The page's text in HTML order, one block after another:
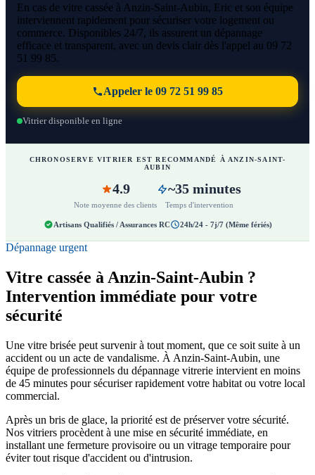
En cas de vitre cassée à Anzin-Saint-Aubin, Eric et son équipe
interviennent rapidement pour sécuriser votre logement ou
commerce. Disponibles 24/7, ils assurent un dépannage
efficace et transparent, avec un devis clair dès l'appel au 09 72
51 99 85.
Appeler le 09 72 51 99 85
Vitrier disponible en ligne
CHRONOSERVE VITRIER EST RECOMMANDÉ À ANZIN-SAINT-
AUBIN
4.9
Note moyenne des clients
~35 minutes
Temps d'intervention
Artisans Qualifiés / Assurances RC 24h/24 - 7j/7 (Même fériés)
Dépannage urgent
Vitre cassée à Anzin-Saint-Aubin ?
Intervention immédiate pour votre
sécurité
Une vitre brisée peut survenir à tout moment, que ce soit suite à un
accident ou un acte de vandalisme. À Anzin-Saint-Aubin, une
équipe de professionnels du dépannage vitrerie intervient en moins
de 45 minutes pour sécuriser rapidement votre habitat ou votre local
commercial.
Après un bris de glace, la priorité est de préserver votre sécurité.
Nos vitriers procèdent à une mise en sécurité immédiate, en
installant une fermeture provisoire ou un vitrage temporaire pour
éviter tout risque d'accident ou d'intrusion.